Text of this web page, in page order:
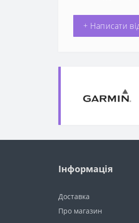
+ Написати
Інформація
Доставка
Про магазин